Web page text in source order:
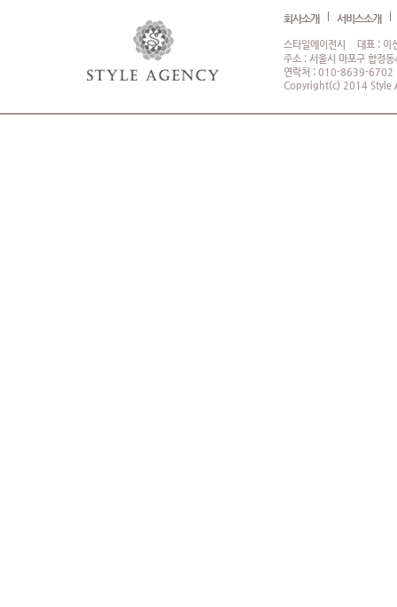
회사소개 서비스소개
스타일에이전시
대표 : 이
주소 : 서울시 마포구 합정
연락처 : 010-8639-6702
Copyright(c) 2014 Style